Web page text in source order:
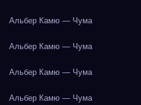
Альбер Камю — Чума
Альбер Камю — Чума
Альбер Камю — Чума
Альбер Камю — Чума